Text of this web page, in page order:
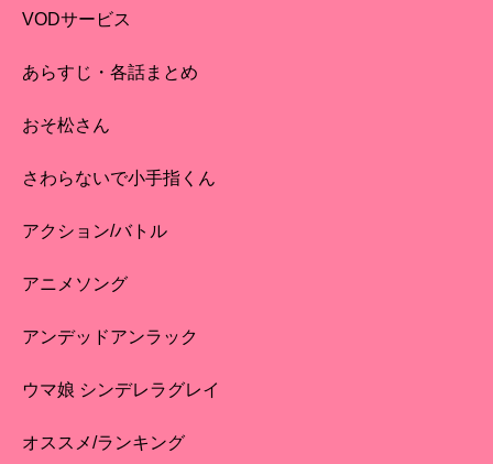
VODサービス
あらすじ・各話まとめ
おそ松さん
さわらないで小手指くん
アクション/バトル
アニメソング
アンデッドアンラック
ウマ娘 シンデレラグレイ
オススメ/ランキング